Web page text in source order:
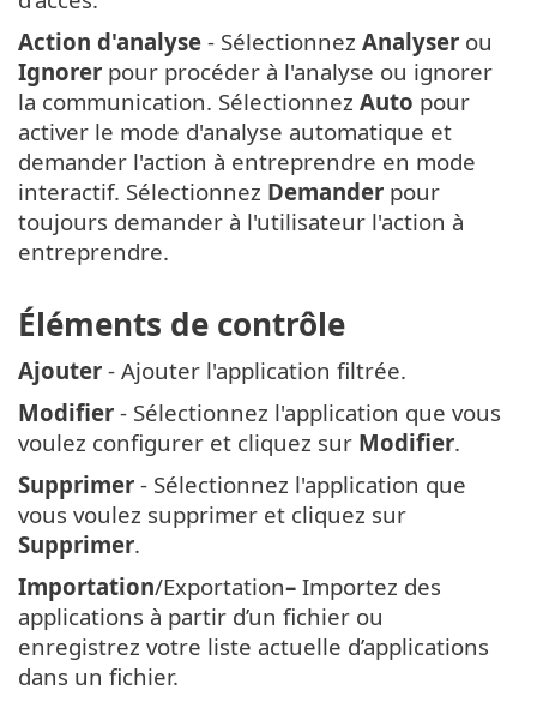
Action d'analyse - Sélectionnez Analyser ou
Ignorer pour procéder à l'analyse ou ignorer
la communication. Sélectionnez Auto pour
activer le mode d'analyse automatique et
demander l'action à entreprendre en mode
interactif. Sélectionnez Demander pour
toujours demander à l'utilisateur l'action à
entreprendre.
Éléments de contrôle
Ajouter - Ajouter l'application filtrée.
Modifier - Sélectionnez l'application que vous
voulez configurer et cliquez sur Modifier.
Supprimer - Sélectionnez l'application que
vous voulez supprimer et cliquez sur
Supprimer.
Importation/Exportation– Importez des
applications à partir d’un fichier ou
enregistrez votre liste actuelle d’applications
dans un fichier.